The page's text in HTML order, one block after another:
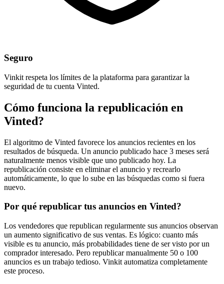
Seguro
Vinkit respeta los límites de la plataforma para garantizar la
seguridad de tu cuenta Vinted.
Cómo funciona la republicación en
Vinted?
El algoritmo de Vinted favorece los anuncios recientes en los
resultados de búsqueda. Un anuncio publicado hace 3 meses será
naturalmente menos visible que uno publicado hoy. La
republicación consiste en eliminar el anuncio y recrearlo
automáticamente, lo que lo sube en las búsquedas como si fuera
nuevo.
Por qué republicar tus anuncios en Vinted?
Los vendedores que republican regularmente sus anuncios observan
un aumento significativo de sus ventas. Es lógico: cuanto más
visible es tu anuncio, más probabilidades tiene de ser visto por un
comprador interesado. Pero republicar manualmente 50 o 100
anuncios es un trabajo tedioso. Vinkit automatiza completamente
este proceso.